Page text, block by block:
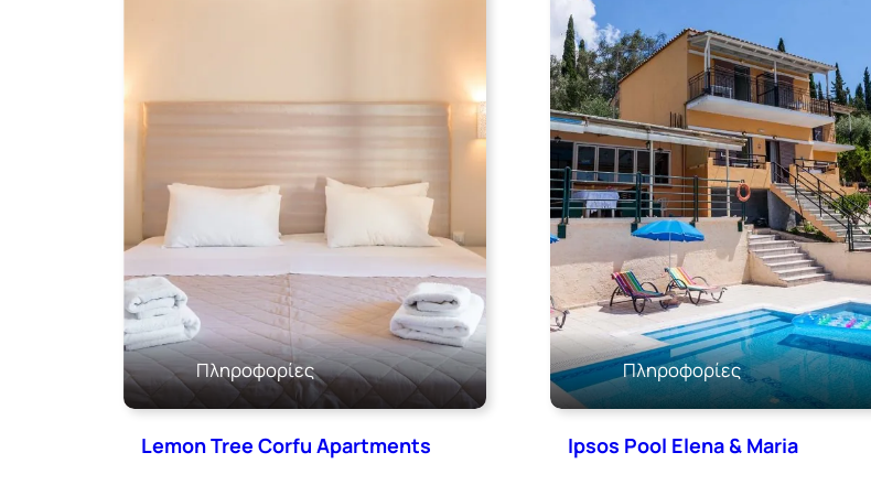
Πληροφορίες
Lemon Tree Corfu Apartments
Πληροφορίες
Ipsos Pool Elena & Maria